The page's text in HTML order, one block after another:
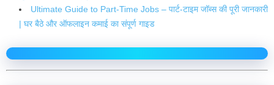
Ultimate Guide to Part-Time Jobs – पार्ट-टाइम जॉब्स की पूरी जानकारी
| घर बैठे और ऑफलाइन कमाई का संपूर्ण गाइड